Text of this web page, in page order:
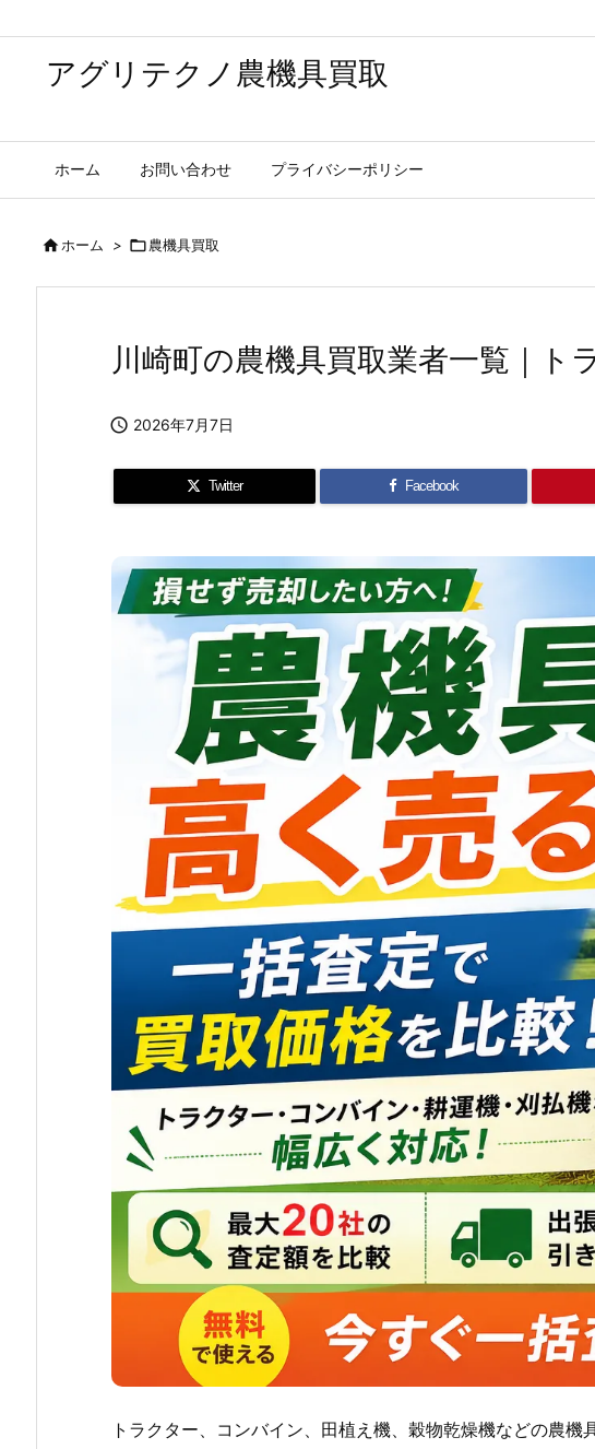
アグリテクノ農機具買取
ホーム お問い合わせ プライバシーポリシー
ホーム > 農機具買取
川崎町の農機具買取業者一覧｜
 2026年7月7日
Twitter Facebook
トラクター、コンバイン、田植え機、穀物乾燥機などの農機